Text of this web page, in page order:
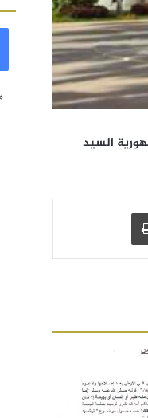
السيد